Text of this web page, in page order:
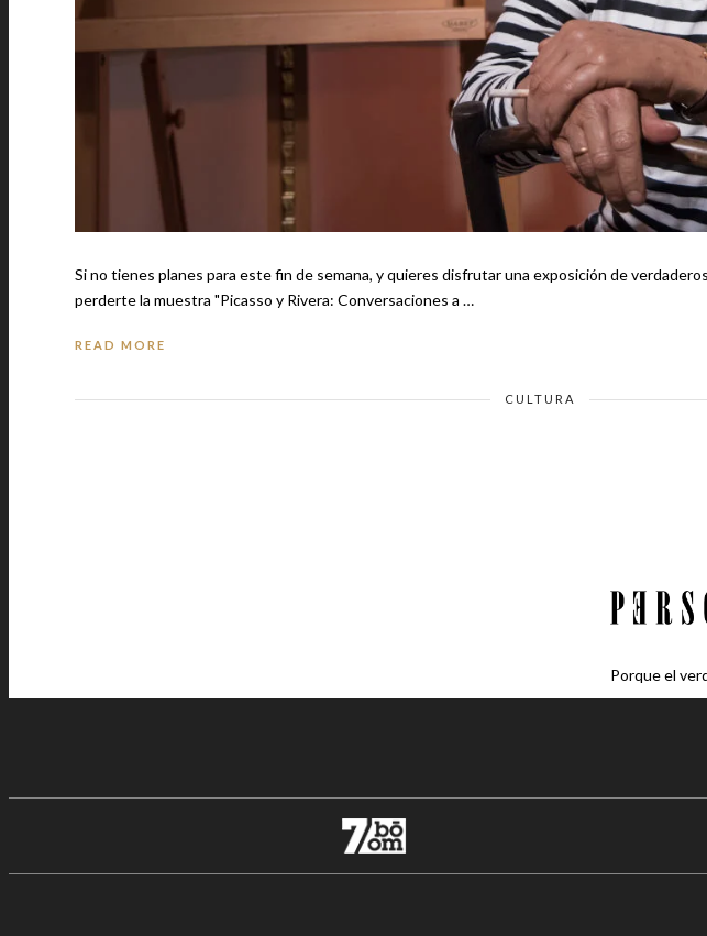
Si no tienes planes para este fin de semana, y quieres disfrutar una exposición de
perderte la muestra "Picasso y Rivera: Conversaciones a …
READ MORE
CULTURA
Porque el